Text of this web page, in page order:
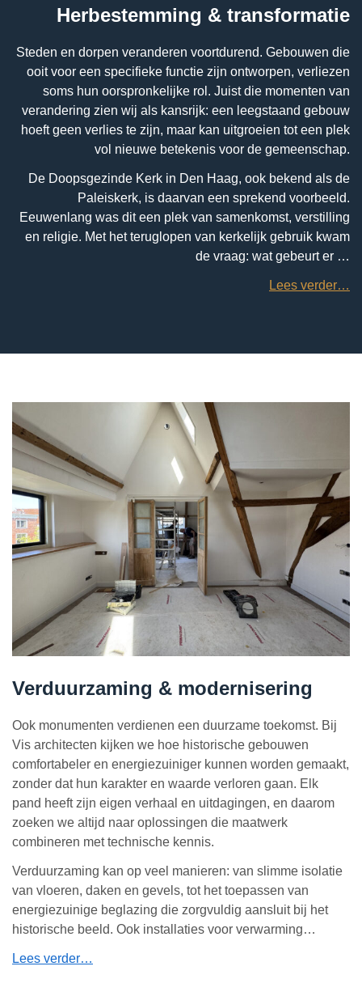
Herbestemming & transformatie
Steden en dorpen veranderen voortdurend. Gebouwen die
ooit voor een specifieke functie zijn ontworpen, verliezen
soms hun oorspronkelijke rol. Juist die momenten van
verandering zien wij als kansrijk: een leegstaand gebouw
hoeft geen verlies te zijn, maar kan uitgroeien tot een plek
vol nieuwe betekenis voor de gemeenschap.
De Doopsgezinde Kerk in Den Haag, ook bekend als de
Paleiskerk, is daarvan een sprekend voorbeeld.
Eeuwenlang was dit een plek van samenkomst, verstilling
en religie. Met het teruglopen van kerkelijk gebruik kwam
de vraag: wat gebeurt er …
Lees verder…
Verduurzaming & modernisering
Ook monumenten verdienen een duurzame toekomst. Bij
Vis architecten kijken we hoe historische gebouwen
comfortabeler en energiezuiniger kunnen worden gemaakt,
zonder dat hun karakter en waarde verloren gaan. Elk
pand heeft zijn eigen verhaal en uitdagingen, en daarom
zoeken we altijd naar oplossingen die maatwerk
combineren met technische kennis.
Verduurzaming kan op veel manieren: van slimme isolatie
van vloeren, daken en gevels, tot het toepassen van
energiezuinige beglazing die zorgvuldig aansluit bij het
historische beeld. Ook installaties voor verwarming…
Lees verder…